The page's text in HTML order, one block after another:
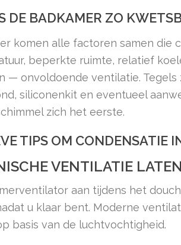
DE BADKAMER ZO
komen alle factoren samen die
beperkte ruimte, relatief
— onvoldoende ventilatie.
siliconenkit en eventueel
zich het eerste.
TIPS OM CONDENSATIE
VENTILATIE
aan tijdens het
u klaar bent. Moderne
basis van de luchtvochtigheid.